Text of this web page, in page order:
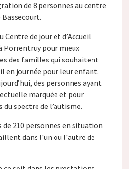
de 8 personnes au centre
Centre de jour et d’Accueil
Porrentruy pour mieux
des familles qui souhaitent
en journée pour leur enfant.
des personnes ayant
marquée et pour
spectre de l’autisme.
de 210 personnes en situation
dans l'un ou l'autre de